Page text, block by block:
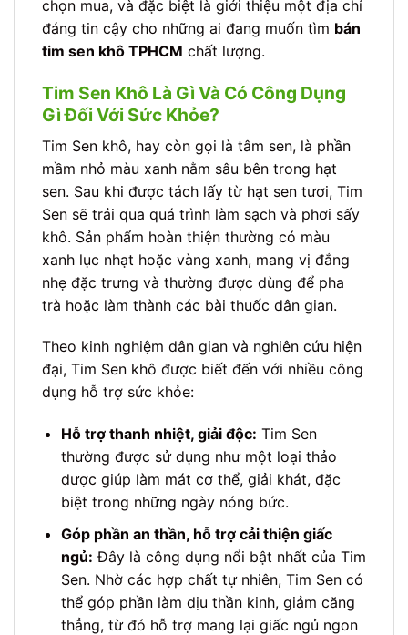
chọn mua, và đặc biệt là giới thiệu một địa chỉ
đáng tin cậy cho những ai đang muốn tìm bán
tim sen khô TPHCM chất lượng.
Tim Sen Khô Là Gì Và Có Công Dụng
Gì Đối Với Sức Khỏe?
Tim Sen khô, hay còn gọi là tâm sen, là phần
mầm nhỏ màu xanh nằm sâu bên trong hạt
sen. Sau khi được tách lấy từ hạt sen tươi, Tim
Sen sẽ trải qua quá trình làm sạch và phơi sấy
khô. Sản phẩm hoàn thiện thường có màu
xanh lục nhạt hoặc vàng xanh, mang vị đắng
nhẹ đặc trưng và thường được dùng để pha
trà hoặc làm thành các bài thuốc dân gian.
Theo kinh nghiệm dân gian và nghiên cứu hiện
đại, Tim Sen khô được biết đến với nhiều công
dụng hỗ trợ sức khỏe:
Hỗ trợ thanh nhiệt, giải độc: Tim Sen
thường được sử dụng như một loại thảo
dược giúp làm mát cơ thể, giải khát, đặc
biệt trong những ngày nóng bức.
Góp phần an thần, hỗ trợ cải thiện giấc
ngủ: Đây là công dụng nổi bật nhất của Tim
Sen. Nhờ các hợp chất tự nhiên, Tim Sen có
thể góp phần làm dịu thần kinh, giảm căng
thẳng, từ đó hỗ trợ mang lại giấc ngủ ngon